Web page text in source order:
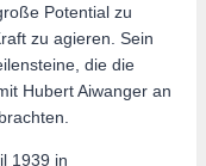
Potential zu
zu agieren. Sein
die die
Hubert Aiwanger an
1939 in